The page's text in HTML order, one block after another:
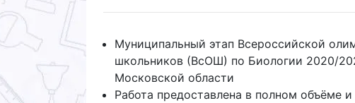
Муниципальный этап Всероссийской
школьников (ВсОШ) по Биологии 2020/
Московской области
Работа предоставлена в полном объёме